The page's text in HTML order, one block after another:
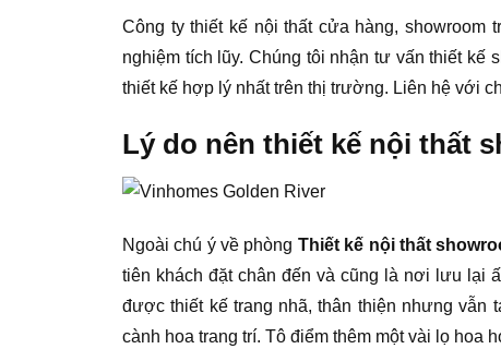
Công ty thiết kế nội thất cửa hàng, showroom
nghiệm tích lũy. Chúng tôi nhận tư vấn thiết kế
thiết kế hợp lý nhất trên thị trường. Liên hệ với
Lý do nên thiết kế nội thất
Ngoài chú ý về phòng Thiết kế nội thất
tiên khách đặt chân đến và cũng là nơi lưu lại
được thiết kế trang nhã, thân thiện nhưng vẫn
cành hoa trang trí. Tô điểm thêm một vài lọ hoa